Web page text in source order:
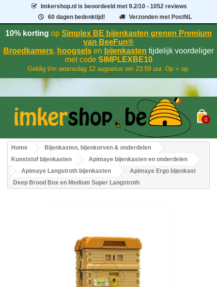
Imkershop.nl is beoordeeld met9.2/10 - 1052 reviews
60 dagen bedenktijd!
Verzonden met PostNL
10% korting op Simplex BE bijenkasten grenen Premium
van BeeFun®
Broedkamers, hoogsels en bijenkasten tijdelijk voordeliger
met codeSIMPLEXBE10
Geldig t/m woensdag 12 augustus om 23:59 uur. Op = op.
0
Home
Bijenkasten, bijenkorven & onderdelen
Kunststof bijenkasten
Apimaye bijenkasten en onderdelen
Apimaye Langstroth bijenkasten
Apimaye Ergo bijenkast
Deep Brood Box en Medium Super Langstroth